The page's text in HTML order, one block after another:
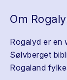
Om
Rogalyd er en
Sølvberget
Rogaland